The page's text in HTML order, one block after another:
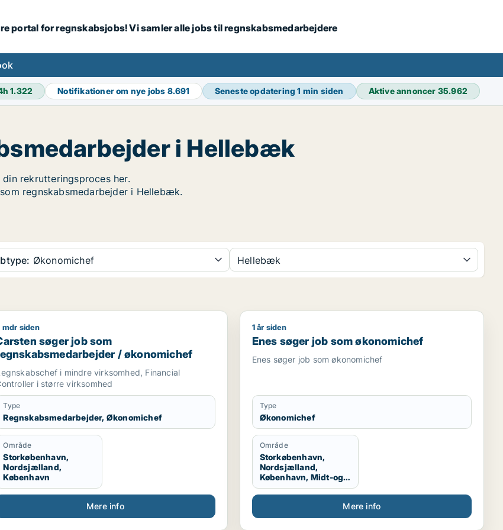
portal for regnskabsjobs! Vi samler alle jobs til regnskabsmedarbejdere
1.322 Notifikationer om nye jobs 8.691 Seneste opdatering1 min siden Aktive annoncer 35.962
i Hellebæk
rekrutteringsproces her.
regnskabsmedarbejder i Hellebæk.
Økonomichef Hellebæk
søger job som regnskabsmedarbejder / økonomichef
mdr siden
søger job som
/ økonomichef
i mindre virksomhed, Financial
i større virksomhed
Type
Regnskabsmedarbejder, Økonomichef
Område
Storkøbenhavn,
Nordsjælland,
København
Mere info
Enes søger job som økonomichef
1 år siden
Enes søger job som økonomichef
Enes søger job som økonomichef
Type
Økonomichef
Område
Storkøbenhavn,
Nordsjælland,
København, Midt-og
Vestsjælland, Hele
Sjælland
Mere info